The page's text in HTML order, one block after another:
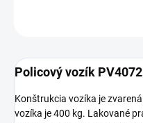
Policový vozík PV4072
Konštrukcia vozíka je
vozíka je 400 kg. Lakované